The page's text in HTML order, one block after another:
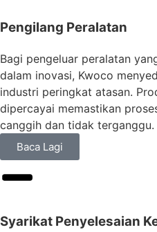
Pengilang Peralatan
Bagi pengeluar peralatan
dalam inovasi, Kwoco
industri peringkat atasan.
dipercayai memastikan
canggih dan tidak terganggu.
Baca Lagi
Syarikat Penyelesaian